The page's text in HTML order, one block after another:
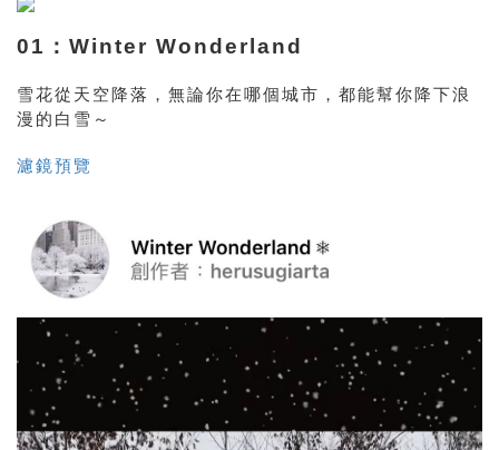
01：Winter Wonderland
雪花從天空降落，無論你在哪個城市，都能幫你降下浪
漫的白雪～
濾鏡預覽